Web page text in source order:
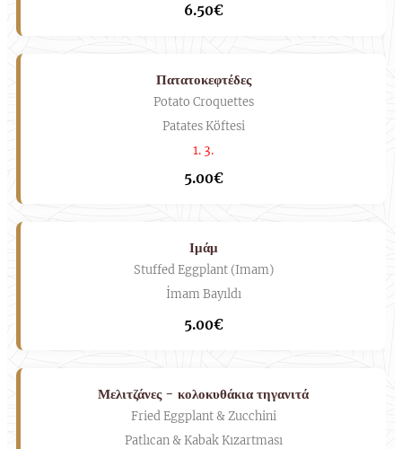
6.50€
Πατατοκεφτέδες
Potato Croquettes
Patates Köftesi
1. 3.
5.00€
Ιμάμ
Stuffed Eggplant (Imam)
İmam Bayıldı
5.00€
Μελιτζάνες - κολοκυθάκια τηγανιτά
Fried Eggplant & Zucchini
Patlıcan & Kabak Kızartması